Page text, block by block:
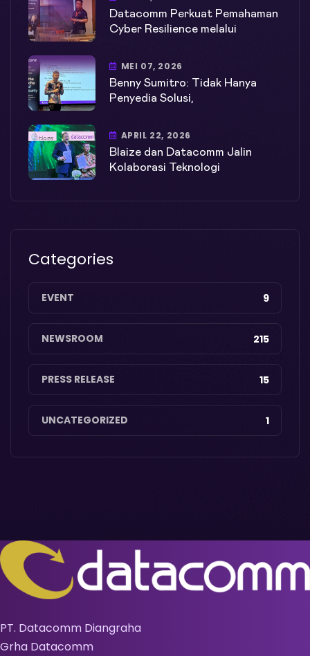
Datacomm Perkuat Pemahaman
Cyber Resilience melalui
MEI 07, 2026
Benny Sumitro: Tidak Hanya
Penyedia Solusi,
APRIL 22, 2026
Blaize dan Datacomm Jalin
Kolaborasi Teknologi
Categories
EVENT 9
NEWSROOM 215
PRESS RELEASE 15
UNCATEGORIZED 1
PT. Datacomm Diangraha
Grha Datacomm